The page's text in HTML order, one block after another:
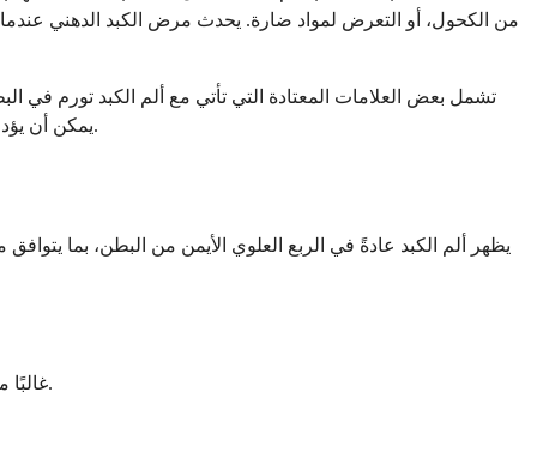
من الكحول، أو التعرض لمواد ضارة. يحدث مرض الكبد الدهني
تشمل بعض العلامات المعتادة التي تأتي مع ألم الكبد تورم في
يمكن أن يؤدي اكتشاف مشاكل الكبد مبكرًا إلى علاج أفضل وتحسين الصحة. تحدث دائمًا إلى طبيب إذا كنت تعاني من ألم في الكبد أو أي أعراض ذات صلة.
يظهر ألم الكبد عادةً في الربع العلوي الأيمن من البطن، بما
غالبًا ما يتجلى ألم الكبد على شكل ألم خفيف أو عدم راحة حاد في الجزء العلوي الأيمن من البطن. قد يختلف الإحساس حسب السبب الكامن وشدته.